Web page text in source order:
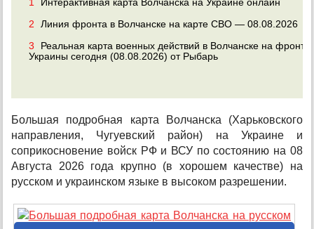
2
Линия фронта в Волчанске на карте СВО — 08.08.2026
3
Реальная карта военных действий в Волчанске на
Украины сегодня (08.08.2026) от Рыбарь
Большая подробная карта Волчанска (Харьковского
направления, Чугуевский район) на Украине и
соприкосновение войск РФ и ВСУ по состоянию на 08
Августа 2026 года крупно (в хорошем качестве) на
русском и украинском языке в высоком разрешении.